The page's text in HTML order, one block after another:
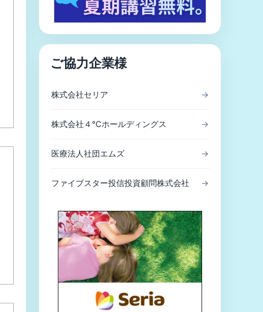
ご協力企業様
株式会社セリア →
株式会社４℃ホールディングス →
医療法人社団エムズ →
ファイブスター投信投資顧問株式会社 →